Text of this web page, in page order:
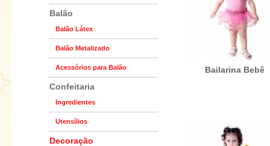
Balão
Balão Látex
Balão Metalizado
Acessórios para Balão
Confeitaria
Ingredientes
Utensílios
Decoração
Bailarina Bebê